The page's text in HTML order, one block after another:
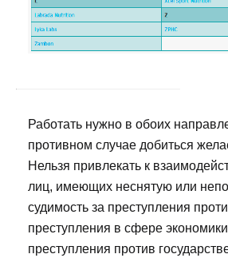
Работать нужно в обоих
противном случае добиться
Нельзя привлекать к
лиц, имеющих неснятую или
судимость за преступления
преступления в сфере
преступления против